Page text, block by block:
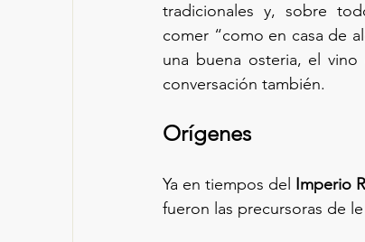
tradicionales y, sobre
comer “como en casa de
una buena osteria, el
conversación también.
Orígenes
Ya en tiempos del Imperio
fueron las precursoras de